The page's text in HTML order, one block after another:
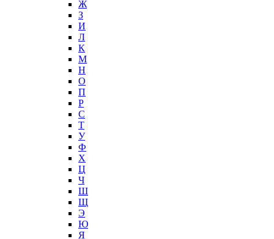
Ж
З
И
Л
К
М
Н
О
П
Р
С
Т
У
Ф
Х
Ц
Ч
Ш
Щ
Э
Ю
Я